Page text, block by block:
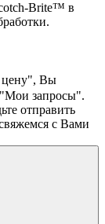
Brite™ в
цену", Вы
"Мои запросы".
отправить
с Вами